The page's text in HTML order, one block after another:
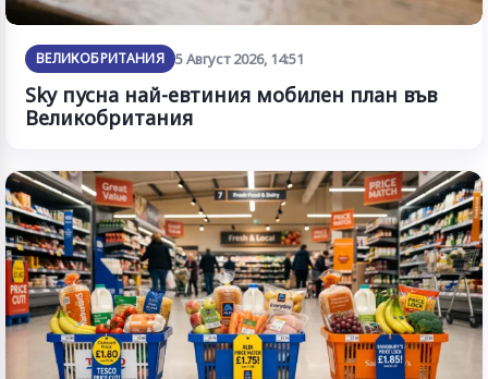
ВЕЛИКОБРИТАНИЯ 5 Август 2026, 14:51
Sky пусна най-евтиния мобилен план във
Великобритания